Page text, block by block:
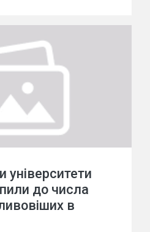
університети
до числа
в